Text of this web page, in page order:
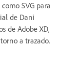
SVG para
de Dani
de Adobe XD,
a trazado.